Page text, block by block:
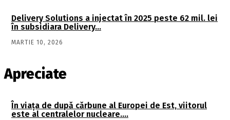
Delivery Solutions a injectat în 2025 peste 62 mil. lei
în subsidiara Delivery…
MARTIE 10, 2026
Apreciate
În viaţa de după cărbune al Europei de Est, viitorul
este al centralelor nucleare….